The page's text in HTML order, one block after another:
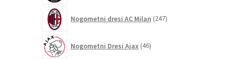
Nogometni dresi AC Milan 247izdelkov
Nogometni Dresi Ajax 46izdelkov